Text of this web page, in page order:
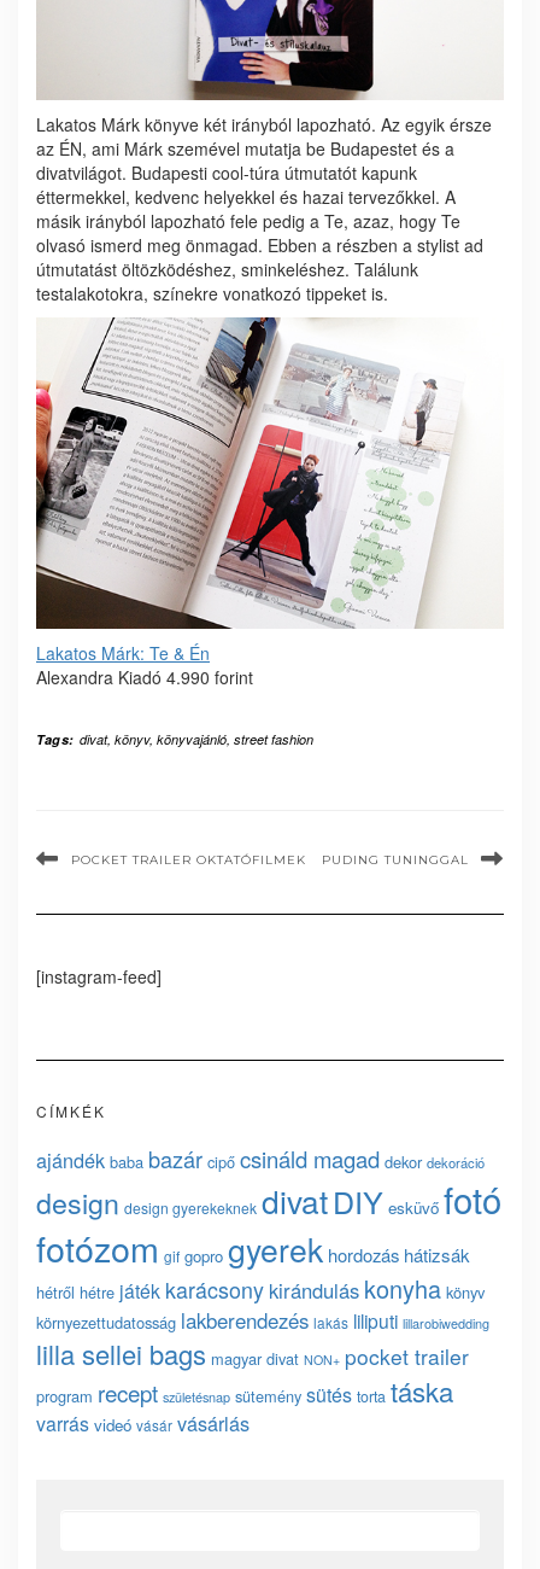
Lakatos Márk könyve két irányból lapozható. Az egyik érsze
az ÉN, ami Márk szemével mutatja be Budapestet és a
divatvilágot. Budapesti cool-túra útmutatót kapunk
éttermekkel, kedvenc helyekkel és hazai tervezőkkel. A
másik irányból lapozható fele pedig a Te, azaz, hogy Te
olvasó ismerd meg önmagad. Ebben a részben a stylist ad
útmutatást öltözködéshez, sminkeléshez. Találunk
testalakotokra, színekre vonatkozó tippeket is.
Lakatos Márk: Te & Én
Alexandra Kiadó 4.990 forint
Tags: divat, könyv, könyvajánló, street fashion
POCKET TRAILER OKTATÓFILMEK PUDING TUNINGGAL
[instagram-feed]
CÍMKÉK
ajándék baba bazár cipő csináld magad dekor dekoráció
design design gyerekeknek divatDIY esküvő fotó
fotózom gif gopro gyerek hordozás hátizsák
hétről hétre játék karácsony kirándulás konyha könyv
környezettudatosság lakberendezés lakás liliputi lillarobiwedding
lilla sellei bags magyar divat NON+ pocket trailer
program recept születésnap sütemény sütés torta táska
varrás videó vásár vásárlás